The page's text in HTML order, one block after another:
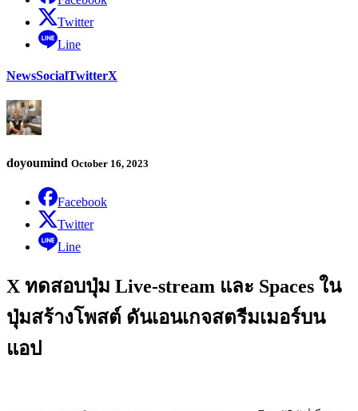
Twitter
Line
NewsSocialTwitterX
doyoumind October 16, 2023
Facebook
Twitter
Line
X ทดสอบปุ่ม Live-stream และ Spaces ใน
ปุ่มสร้างโพสต์ ดันเอนเกจสตรีมเมอร์บน
แอป